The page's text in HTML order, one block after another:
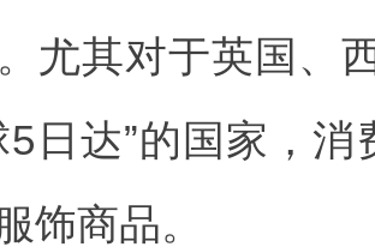
尤其对于英国、
5日达”的国家，
饰商品。